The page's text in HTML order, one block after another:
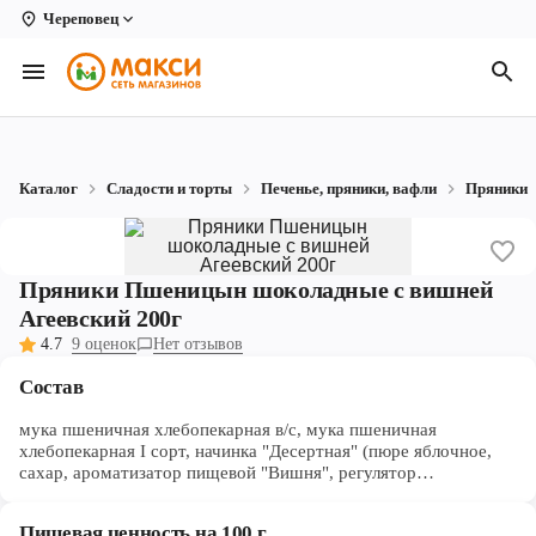
Череповец
Вологда
Архангельск
Коряжма
Котлас
Рыбинск
Каталог Сладости и торты Печенье, пряники, вафли Пряники
Пряники Пшеницын шоколадные с вишней
Агеевский 200г
4.7 9 оценок Нет отзывов
Состав
мука пшеничная хлебопекарная в/с, мука пшеничная
хлебопекарная I сорт, начинка "Десертная" (пюре яблочное,
сахар, ароматизатор пищевой "Вишня", регулятор